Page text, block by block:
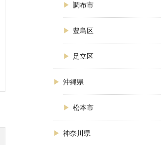
調布市
豊島区
足立区
沖縄県
松本市
神奈川県